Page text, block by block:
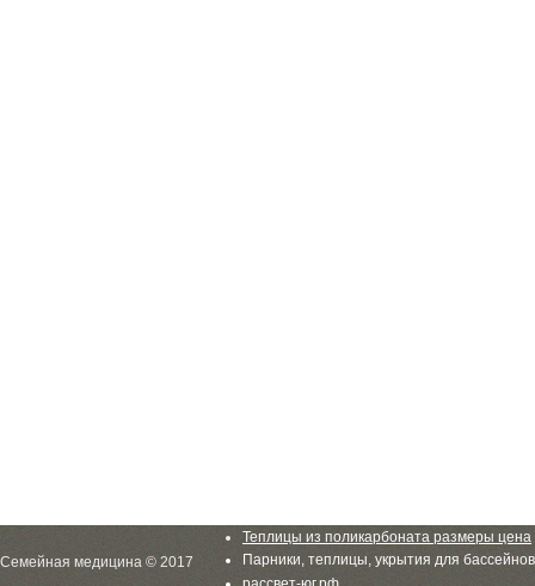
Семейная медицина © 2017
Теплицы из поликарбоната размеры цена
Парники, теплицы, укрытия для